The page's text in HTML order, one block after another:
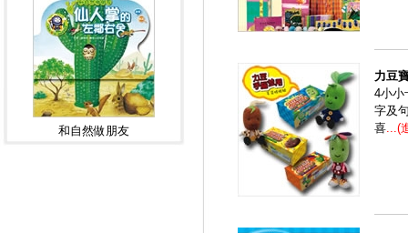
和自然做朋友
力豆
4小小
字及
喜...(